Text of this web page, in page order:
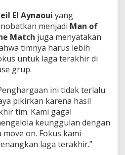
El Aynaoui yang
menjadi Man of
Match juga menyatakan
timnya harus lebih
untuk laga terakhir di
grup.
ini tidak terlalu
pikirkan karena hasil
tim. Kami gagal
keunggulan dengan
on. Fokus kami
laga terakhir.”